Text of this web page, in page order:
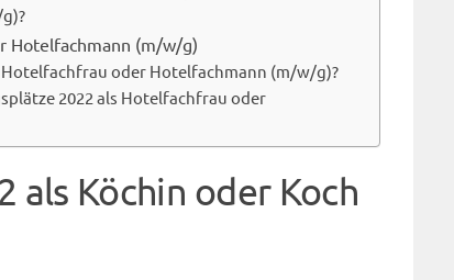
Hotelfachmann (m/w/g)
oder Hotelfachmann (m/w/g)?
2022 als Hotelfachfrau oder
als Köchin oder Koch